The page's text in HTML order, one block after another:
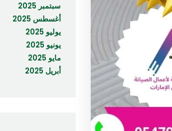
سبتمبر 2025
أغسطس 2025
يوليو 2025
يونيو 2025
مايو 2025
أبريل 2025